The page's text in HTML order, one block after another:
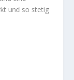
und so stetig